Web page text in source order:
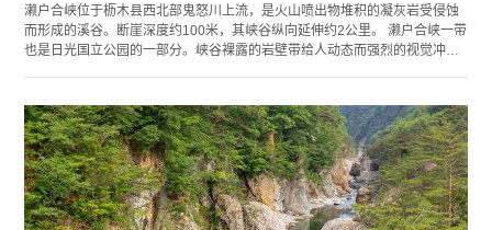
濑户合峡位于枥木县西北部鬼怒川上流，是火山喷出物堆积的凝灰岩受侵蚀
而形成的溪谷。断崖深度约100米，其峡谷纵向延伸约2公里。 濑户合峡一带
也是日光国立公园的一部分。峡谷裸露的岩壁带给人动态而强烈的视觉冲
客的到访。 另外，据说敲打吊桥附近的天使之钟，便会有好运到来，因此濑
户合峡还成为一个游客留念拍照的人气景点。